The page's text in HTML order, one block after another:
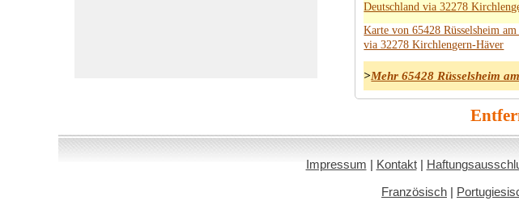
Deutschland via 32278
Karte von 65428 Rüsselsheim
via 32278 Kirchlengern-Häver
>Mehr 65428 Rüsselsheim
Impressum | Kontakt|
Französisch |